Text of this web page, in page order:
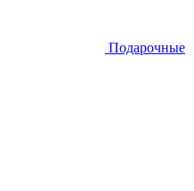
Подарочные